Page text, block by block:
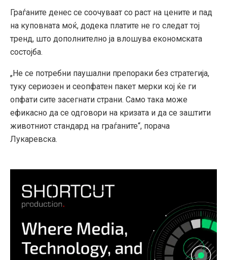
Граѓаните денес се соочуваат со раст на цените и пад
на куповната моќ, додека платите не го следат тој
тренд, што дополнително ја влошува економската
состојба.
„Не се потребни паушални препораки без стратегија,
туку сериозен и сеопфатен пакет мерки кој ќе ги
опфати сите засегнати страни. Само така може
ефикасно да се одговори на кризата и да се заштити
животниот стандард на граѓаните“, порача
Лукаревска.